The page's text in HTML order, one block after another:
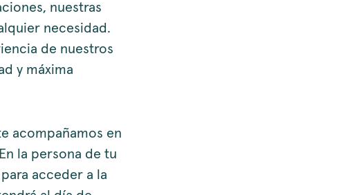
nuestras
necesidad.
de nuestros
y máxima
acompañamos en
la persona de tu
acceder a la